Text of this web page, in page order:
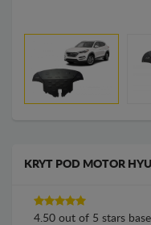
KRYT POD MOTOR
4.50 out of 5 stars